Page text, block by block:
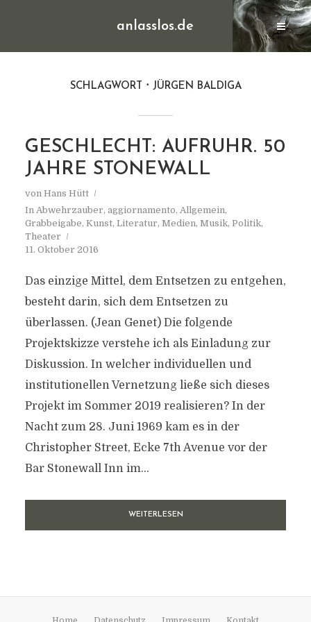
anlasslos.de
SCHLAGWORT JÜRGEN BALDIGA
GESCHLECHT: AUFRUHR. 50
JAHRE STONEWALL
von Hans Hütt
In Abwehrzauber, aggiornamento, Allgemein,
Grabbeigabe, Kunst, Literatur, Medien, Musik, Politik,
Theater
11. Oktober 2016
Das einzige Mittel, dem Entsetzen zu entgehen,
besteht darin, sich dem Entsetzen zu
überlassen. (Jean Genet) Die folgende
Projektskizze verstehe ich als Einladung zur
Diskussion. In welcher individuellen und
institutionellen Vernetzung ließe sich dieses
Projekt im Sommer 2019 realisieren? In der
Nacht zum 28. Juni 1969 kam es in der
Christopher Street, Ecke 7th Avenue vor der
Bar Stonewall Inn im...
WEITERLESEN